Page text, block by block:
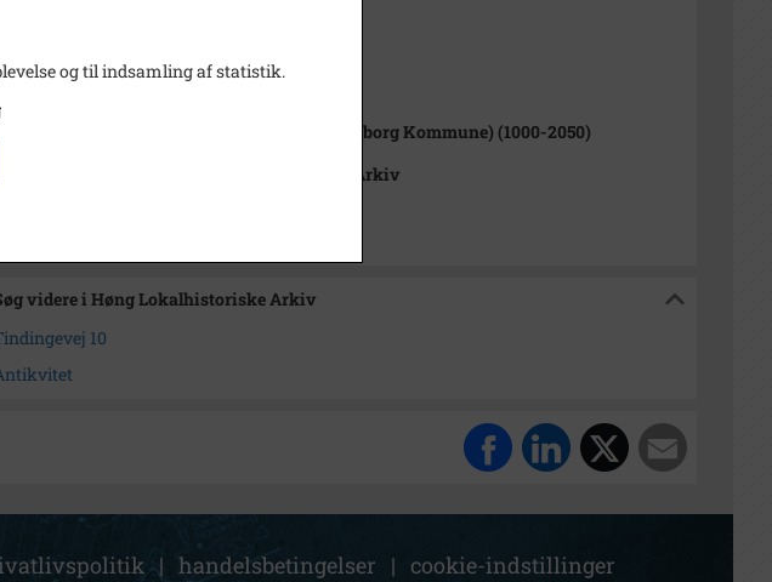
Sogn (1000-2050)
Finderup Sogn (Kalundborg Kommune) (1000-2050)
Høng Lokalhistoriske Arkiv
videre i Høng Lokalhistoriske Arkiv
10
| handelsbetingelser | cookie-indstillinger
og til indsamling af statistik.